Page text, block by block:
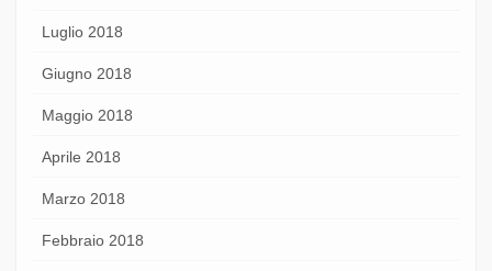
Luglio 2018
Giugno 2018
Maggio 2018
Aprile 2018
Marzo 2018
Febbraio 2018